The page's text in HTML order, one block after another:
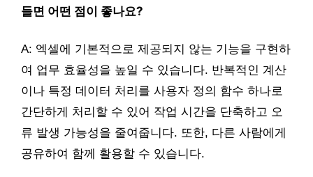
들면 어떤 점이 좋나요?
A: 엑셀에 기본적으로 제공되지 않는 기능을 구현하
여 업무 효율성을 높일 수 있습니다. 반복적인 계산
이나 특정 데이터 처리를 사용자 정의 함수 하나로
간단하게 처리할 수 있어 작업 시간을 단축하고 오
류 발생 가능성을 줄여줍니다. 또한, 다른 사람에게
공유하여 함께 활용할 수 있습니다.